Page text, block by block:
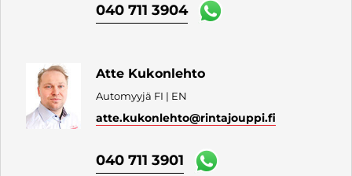
040 711 3904
Atte Kukonlehto
Automyyjä FI | EN
atte.kukonlehto@rintajouppi.fi
040 711 3901